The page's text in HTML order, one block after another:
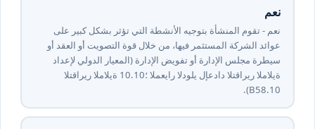
نعم
نعم - تقوم المنشأة بتوجيه الأنشطة التي تؤثر بشكل كبير على
عوائد الشركة المستثمر فيها، من خلال قوة التصويت أو العقد أو
سيطرة مجلس الإدارة أو تفويض الإدارة (المعيار الدولي لإعداد
التقارير المالية ⁦10⁩.⁦10⁩؛ المعيار الدولي لإعداد التقارير المالية
⁦10⁩.B58).